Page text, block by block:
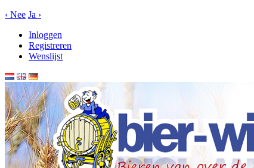
‹ Nee Ja ›
Inloggen
Registreren
Wenslijst